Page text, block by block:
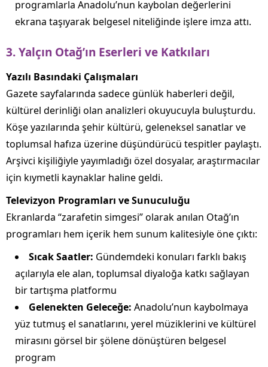
programlarla Anadolu’nun kaybolan değerlerini
ekrana taşıyarak belgesel niteliğinde işlere imza attı.
3. Yalçın Otağ’ın Eserleri ve Katkıları
Yazılı Basındaki Çalışmaları
Gazete sayfalarında sadece günlük haberleri değil,
kültürel derinliği olan analizleri okuyucuyla buluşturdu.
Köşe yazılarında şehir kültürü, geleneksel sanatlar ve
toplumsal hafıza üzerine düşündürücü tespitler paylaştı.
Arşivci kişiliğiyle yayımladığı özel dosyalar, araştırmacılar
için kıymetli kaynaklar haline geldi.
Televizyon Programları ve Sunuculuğu
Ekranlarda “zarafetin simgesi” olarak anılan Otağ’ın
programları hem içerik hem sunum kalitesiyle öne çıktı:
Sıcak Saatler: Gündemdeki konuları farklı bakış
açılarıyla ele alan, toplumsal diyaloğa katkı sağlayan
bir tartışma platformu
Gelenekten Geleceğe: Anadolu’nun kaybolmaya
yüz tutmuş el sanatlarını, yerel müziklerini ve kültürel
mirasını görsel bir şölene dönüştüren belgesel
program